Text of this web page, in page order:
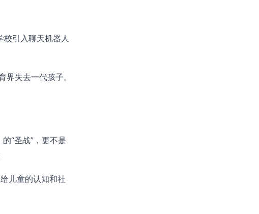
校引入聊天机器人
失去一代孩子。
“圣战”，更不是
儿童的认知和社